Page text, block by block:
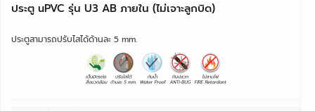
ประตู uPVC รุ่น U3 AB ภายใน (ไม่เจาะลูกบิด)
ประตูสามารถปรับไสได้ด้านละ 5 mm.